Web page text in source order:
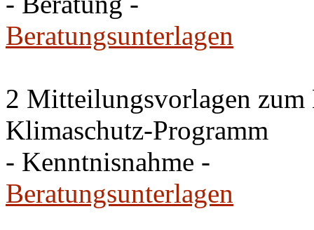
Beratungsunterlagen
2 Mitteilungsvorlagen zum
Klimaschutz-Programm
- Kenntnisnahme -
Beratungsunterlagen